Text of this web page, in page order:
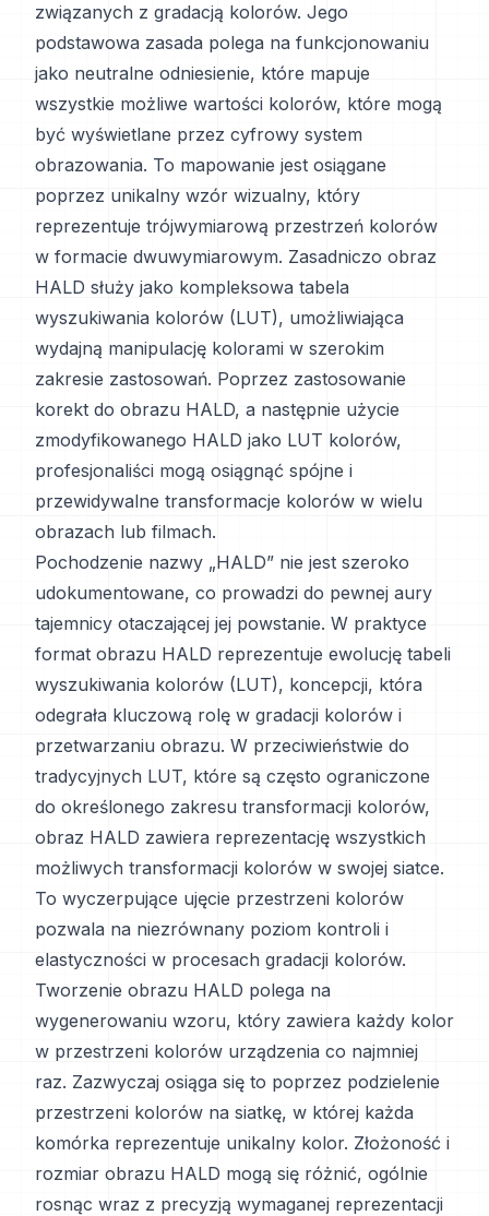
związanych z gradacją kolorów. Jego
podstawowa zasada polega na funkcjonowaniu
jako neutralne odniesienie, które mapuje
wszystkie możliwe wartości kolorów, które mogą
być wyświetlane przez cyfrowy system
obrazowania. To mapowanie jest osiągane
poprzez unikalny wzór wizualny, który
reprezentuje trójwymiarową przestrzeń kolorów
w formacie dwuwymiarowym. Zasadniczo obraz
HALD służy jako kompleksowa tabela
wyszukiwania kolorów (LUT), umożliwiająca
wydajną manipulację kolorami w szerokim
zakresie zastosowań. Poprzez zastosowanie
korekt do obrazu HALD, a następnie użycie
zmodyfikowanego HALD jako LUT kolorów,
profesjonaliści mogą osiągnąć spójne i
przewidywalne transformacje kolorów w wielu
obrazach lub filmach.
Pochodzenie nazwy „HALD” nie jest szeroko
udokumentowane, co prowadzi do pewnej aury
tajemnicy otaczającej jej powstanie. W praktyce
format obrazu HALD reprezentuje ewolucję tabeli
wyszukiwania kolorów (LUT), koncepcji, która
odegrała kluczową rolę w gradacji kolorów i
przetwarzaniu obrazu. W przeciwieństwie do
tradycyjnych LUT, które są często ograniczone
do określonego zakresu transformacji kolorów,
obraz HALD zawiera reprezentację wszystkich
możliwych transformacji kolorów w swojej siatce.
To wyczerpujące ujęcie przestrzeni kolorów
pozwala na niezrównany poziom kontroli i
elastyczności w procesach gradacji kolorów.
Tworzenie obrazu HALD polega na
wygenerowaniu wzoru, który zawiera każdy kolor
w przestrzeni kolorów urządzenia co najmniej
raz. Zazwyczaj osiąga się to poprzez podzielenie
przestrzeni kolorów na siatkę, w której każda
komórka reprezentuje unikalny kolor. Złożoność i
rozmiar obrazu HALD mogą się różnić, ogólnie
rosnąc wraz z precyzją wymaganej reprezentacji